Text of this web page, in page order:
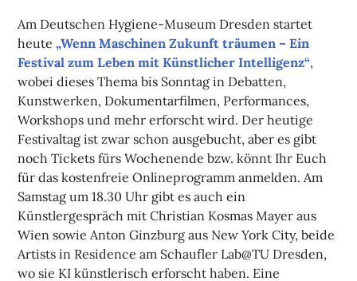
Am Deutschen Hygiene-Museum Dresden startet
heute„Wenn Maschinen Zukunft träumen – Ein
Festival zum Leben mit Künstlicher Intelligenz“,
wobei dieses Thema bis Sonntag in Debatten,
Kunstwerken, Dokumentarfilmen, Performances,
Workshops und mehr erforscht wird. Der heutige
Festivaltag ist zwar schon ausgebucht, aber es gibt
noch Tickets fürs Wochenende bzw. könnt Ihr Euch
für das kostenfreie Onlineprogramm anmelden. Am
Samstag um 18.30 Uhr gibt es auch ein
Künstlergespräch mit Christian Kosmas Mayer aus
Wien sowie Anton Ginzburg aus New York City, beide
Artists in Residence am Schaufler Lab@TU Dresden,
wo sie KI künstlerisch erforscht haben. Eine